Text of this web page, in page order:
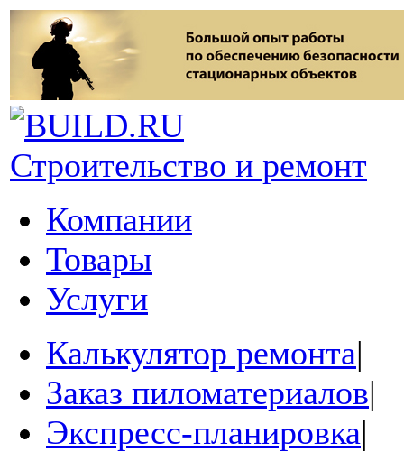
Строительство и ремонт
Компании
Товары
Услуги
Калькулятор ремонта|
Заказ пиломатериалов|
Экспресс-планировка|